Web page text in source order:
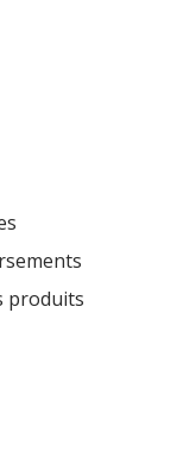
produits